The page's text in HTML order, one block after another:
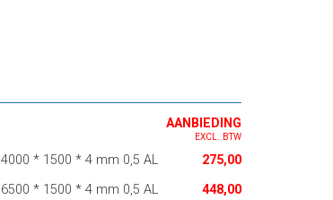
AANBIEDING
EXCL. BTW
4000 * 1500 * 4 mm 0,5 AL
275,00
6500 * 1500 * 4 mm 0,5 AL
448,00